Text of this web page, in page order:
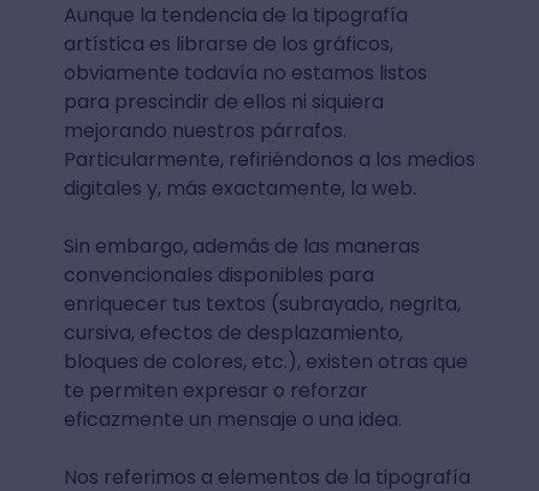
Aunque la tendencia de la tipografía
artística es librarse de los gráficos,
obviamente todavía no estamos listos
para prescindir de ellos ni siquiera
mejorando nuestros párrafos.
Particularmente, refiriéndonos a los medios
digitales y, más exactamente, la web.
Sin embargo, además de las maneras
convencionales disponibles para
enriquecer tus textos (subrayado, negrita,
cursiva, efectos de desplazamiento,
bloques de colores, etc.), existen otras que
te permiten expresar o reforzar
eficazmente un mensaje o una idea.
Nos referimos a elementos de la tipografía